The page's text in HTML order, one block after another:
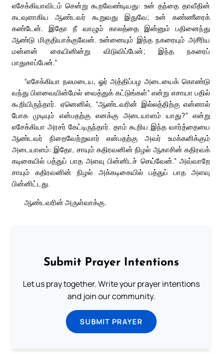
எசேக்கியாவிடம் சென்று கூறவேண்டியது: உன் தந்தை தாவீதின்
கடவுளாகிய ஆண்டவர் கூறுவது இதுவே; உன் கண்ணீரைக்
கண்டேன். இதோ நீ வாழும் காலத்தை இன்னும் பதினைந்து
ஆண்டு மிகுதியாக்குவேன். உன்னையும் இந்த நகரையும் அசீரிய
மன்னன் கையினின்று விடுவிப்பேன்; இந்த நகரைப்
பாதுகாப்பேன்.”
“எசேக்கியா நலமடைய, ஓர் அத்திப்பழ அடையைக் கொண்டு
வந்து பிளவையின்மேல் வைத்துக் கட்டுங்கள்” என்று எசாயா பதில்
கூறியிருந்தார். ஏனெனில், “ஆண்டவரின் இல்லத்திற்கு என்னால்
போக முடியும் என்பதற்கு எனக்கு அடையாளம் யாது?” என்று
எசேக்கியா அரசர் கேட்டிருந்தார். தாம் கூறிய இந்த வார்த்தையை
ஆண்டவர் நிறைவேற்றுவார் என்பதற்கு அவர் உமக்களிக்கும்
அடையாளம்: இதோ, சாயும் கதிரவனின் நிழல் ஆகாசின் கதிரவக்
கடிகையில் பத்துப் பாத அளவு பின்னிடச் செய்வேன்.” அவ்வாறே
சாயும் கதிரவனின் நிழல் அக்கடிகையில் பத்துப் பாத அளவு
பின்னிட்டது.
ஆண்டவரின் அருள்வாக்கு.
Submit Prayer Intentions
Let us pray together. Write your prayer intentions
and join our community.
SUBMIT PRAYER